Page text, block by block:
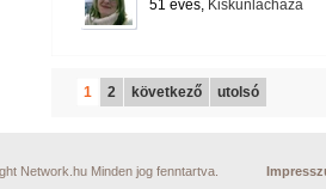
51 éves, Kiskunlacháza
1 2 következő utolsó
Network.hu Minden jog fenntartva.